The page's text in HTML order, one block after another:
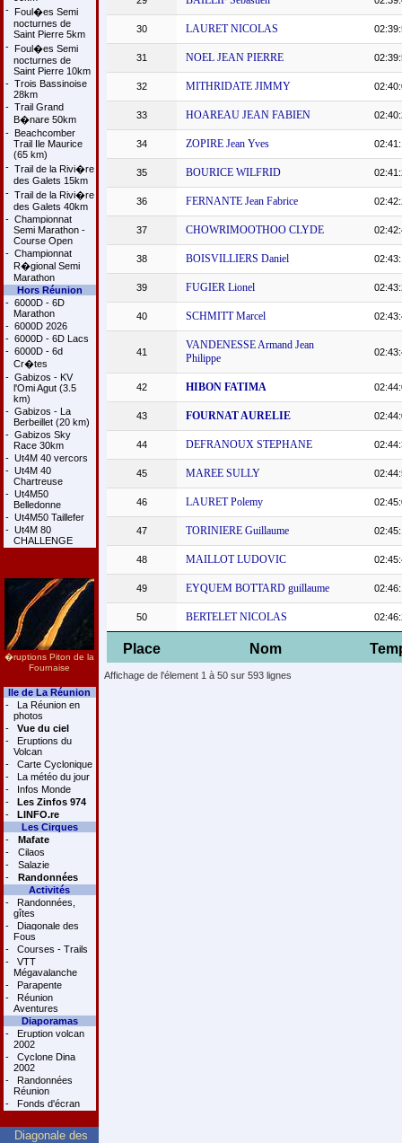
- Foul�es Semi
nocturnes de
Saint Pierre 5km
- Foul�es Semi
nocturnes de
Saint Pierre 10km
- Trois Bassinoise
28km
- Trail Grand
B�nare 50km
- Beachcomber
Trail Ile Maurice
(65 km)
- Trail de la Rivi�re
des Galets 15km
- Trail de la Rivi�re
des Galets 40km
- Championnat
Semi Marathon -
Course Open
- Championnat
R�gional Semi
Marathon
Hors Réunion
- 6000D - 6D
Marathon
- 6000D 2026
- 6000D - 6D Lacs
- 6000D - 6d
Cr�tes
- Gabizos - KV
l'Omi Agut (3.5
km)
- Gabizos - La
Berbeillet (20 km)
- Gabizos Sky
Race 30km
- Ut4M 40 vercors
- Ut4M 40
Chartreuse
- Ut4M50
Belledonne
- Ut4M50 Taillefer
- Ut4M 80
CHALLENGE
�ruptions Piton de la
Fournaise
Ile de La Réunion
-
La Réunion en
photos
-
Vue du ciel
-
Eruptions du
Volcan
-
Carte Cyclonique
-
La météo du jour
-
Infos Monde
-
Les Zinfos 974
-
LINFO.re
Les Cirques
-
Mafate
-
Cilaos
-
Salazie
-
Randonnées
Activités
-
Randonnées,
gîtes
-
Diagonale des
Fous
-
Courses - Trails
-
VTT
Mégavalanche
-
Parapente
-
Réunion
Aventures
Diaporamas
-
Eruption volcan
2002
-
Cyclone Dina
2002
-
Randonnées
Réunion
-
Fonds d'écran
Diagonale des
Place Nom
30 LAURET NICOLAS
31 NOEL JEAN PIERRE
32 MITHRIDATE JIMMY
33 HOAREAU JEAN FABIEN
34 ZOPIRE Jean Yves
35 BOURICE WILFRID
36 FERNANTE Jean Fabrice
37 CHOWRIMOOTHOO CLYDE
38 BOISVILLIERS Daniel
39 FUGIER Lionel
40 SCHMITT Marcel
41
VANDENESSE Armand Jean
Philippe
42 HIBON FATIMA
43 FOURNAT AURELIE
44 DEFRANOUX STEPHANE
45 MAREE SULLY
46 LAURET Polemy
47 TORINIERE Guillaume
48 MAILLOT LUDOVIC
49 EYQUEM BOTTARD guillaume
50 BERTELET NICOLAS
Affichage de l'élement 1 à 50 sur 593 lignes